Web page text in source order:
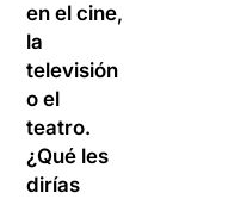
en el cine,
la
televisión
o el
teatro.
¿Qué les
dirías